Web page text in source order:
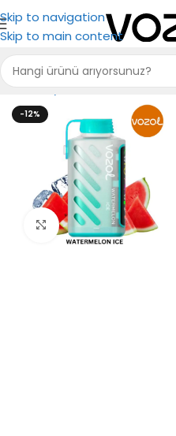
Skip to navigation
Skip to main content
Ana Sayfa Vozol 20000
-12%
Büyütmek için tıkla